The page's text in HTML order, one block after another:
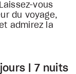
vous
du voyage,
admirez la
| 7 nuits